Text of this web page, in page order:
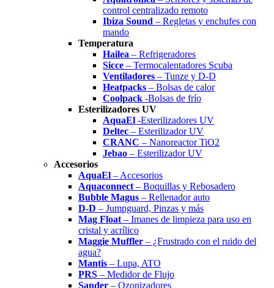
control centralizado remoto
Ibiza Sound – Regletas y enchufes con
mando
Temperatura
Hailea – Refrigeradores
Sicce – Termocalentadores Scuba
Ventiladores – Tunze y D-D
Heatpacks – Bolsas de calor
Coolpack -Bolsas de frío
Esterilizadores UV
AquaEl -Esterilizadores UV
Deltec – Esterilizador UV
CRANC – Nanoreactor TiO2
Jebao – Esterilizador UV
Accesorios
AquaEl – Accesorios
Aquaconnect – Boquillas y Rebosadero
Bubble Magus – Rellenador auto
D-D – Jumpguard, Pinzas y más
Mag Float – Imanes de limpieza para uso en
cristal y acrílico
Maggie Muffler – ¿Frustrado con el ruido del
agua?
Mantis – Lupa, ATO
PRS – Medidor de Flujo
Sander – Ozonizadores